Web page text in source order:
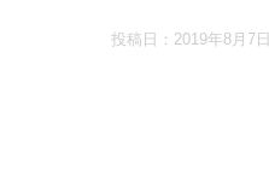
投稿日： 2019年8月7日